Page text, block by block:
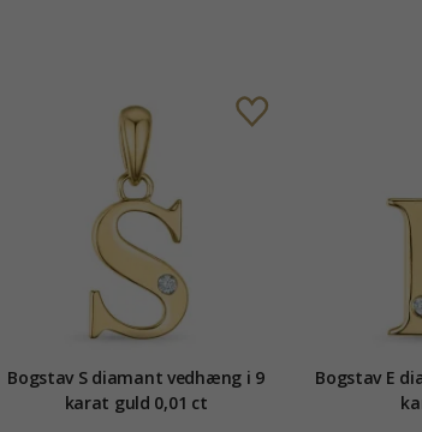
Bogstav S diamant vedhæng i 9
karat guld 0,01 ct
Bogstav E